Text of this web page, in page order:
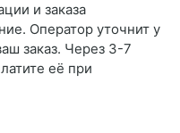
и заказа
Оператор уточнит у
заказ. Через 3-7
её при